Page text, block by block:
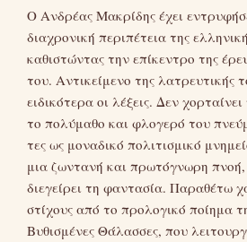
Ο Ανδρέας Μακρίδης έχει
διαχρονική περιπέτεια της
καθιστώντας την επίκεντρο της
του. Αντικείμενο της λατρευτικής
ειδικότερα οι λέξεις. Δεν
το πολύμαθο και φλογερό του
τες ως μοναδικό πολιτισμικό
μια ζωντανή και πρωτόγνωρη πνοή,
διεγείρει τη φαντασία. Παραθέτω
στίχους από το προλογικό ποίημα
Βυθισμένες Θάλασσες, που